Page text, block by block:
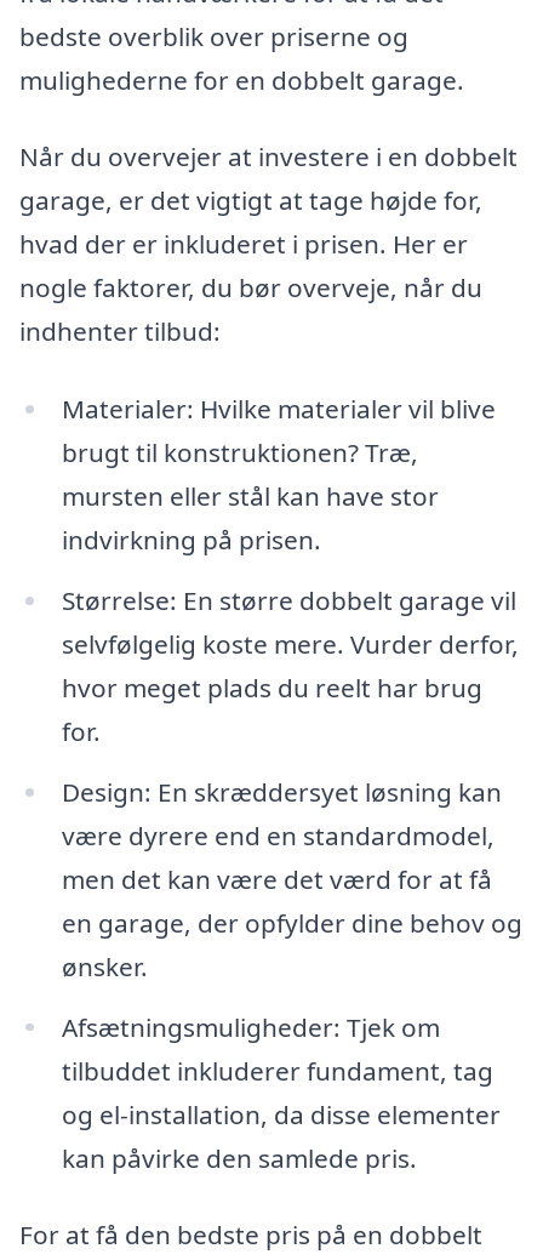
bedste overblik over priserne og
mulighederne for en dobbelt garage.
Når du overvejer at investere i en dobbelt
garage, er det vigtigt at tage højde for,
hvad der er inkluderet i prisen. Her er
nogle faktorer, du bør overveje, når du
indhenter tilbud:
Materialer: Hvilke materialer vil blive
brugt til konstruktionen? Træ,
mursten eller stål kan have stor
indvirkning på prisen.
Størrelse: En større dobbelt garage vil
selvfølgelig koste mere. Vurder derfor,
hvor meget plads du reelt har brug
for.
Design: En skræddersyet løsning kan
være dyrere end en standardmodel,
men det kan være det værd for at få
en garage, der opfylder dine behov og
ønsker.
Afsætningsmuligheder: Tjek om
tilbuddet inkluderer fundament, tag
og el-installation, da disse elementer
kan påvirke den samlede pris.
For at få den bedste pris på en dobbelt